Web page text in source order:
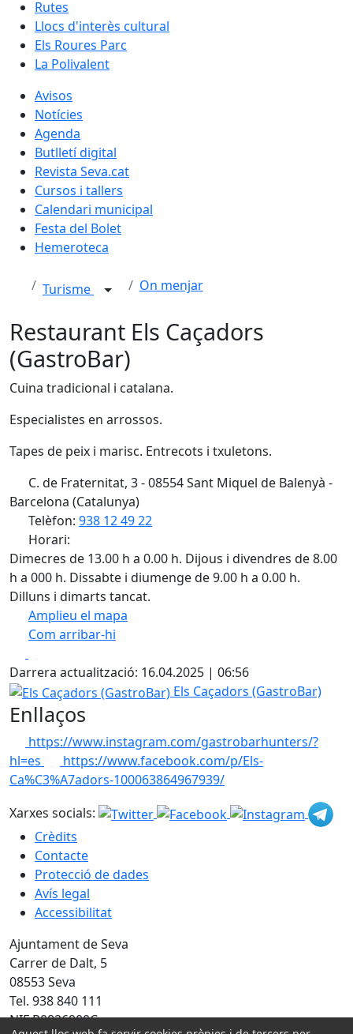
Rutes
Llocs d'interès cultural
Els Roures Parc
La Polivalent
Avisos
Notícies
Agenda
Butlletí digital
Revista Seva.cat
Cursos i tallers
Calendari municipal
Festa del Bolet
Hemeroteca
Turisme On menjar
Restaurant Els Caçadors
(GastroBar)
Cuina tradicional i catalana.
Especialistes en arrossos.
Tapes de peix i marisc. Entrecots i txuletons.
C. de Fraternitat, 3 - 08554 Sant Miquel de Balenyà -
Barcelona (Catalunya)
Telèfon: 938 12 49 22
Horari:
Dimecres de 13.00 h a 0.00 h. Dijous i divendres de 8.00
h a 000 h. Dissabte i diumenge de 9.00 h a 0.00 h.
Dilluns i dimarts tancat.
Amplieu el mapa
Com arribar-hi
+
−
Darrera actualització: 16.04.2025 | 06:56
Els Caçadors (GastroBar)
Els Caçadors (GastroBar)
Enllaços
https://www.instagram.com/gastrobarhunters/?
hl=es
https://www.facebook.com/p/Els-
Ca%C3%A7adors-100063864967939/
Xarxes socials:
Crèdits
Contacte
Protecció de dades
Avís legal
Accessibilitat
Ajuntament de Seva
Carrer de Dalt, 5
08553 Seva
Tel. 938 840 111
NIF P0826900C